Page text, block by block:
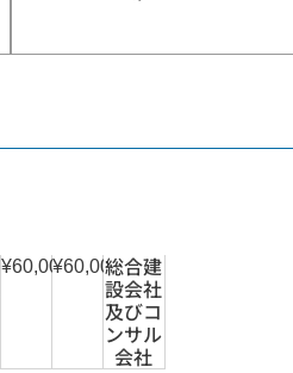
¥60,000¥60,000総合建
設会社
及びコ
ンサル
会社